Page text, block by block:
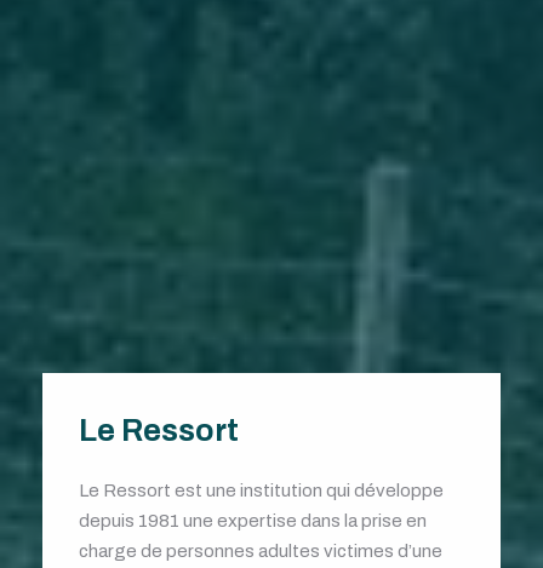
Le Ressort
Le Ressort est une institution qui développe
depuis 1981 une expertise dans la prise en
charge de personnes adultes victimes d’une